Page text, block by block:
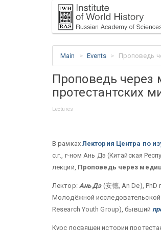
Main Events Проповедь
Проповедь через
протестантских
Lectures
В рамках Лектория Центра по
с.г., г-ном Ань Дэ (Китайская
лекций, Проповедь через
Лектор: Ань Дэ(安德, An De), PhD
Молодёжной исследовательской
Research Youth Group), бывший
Курс посвящен истории